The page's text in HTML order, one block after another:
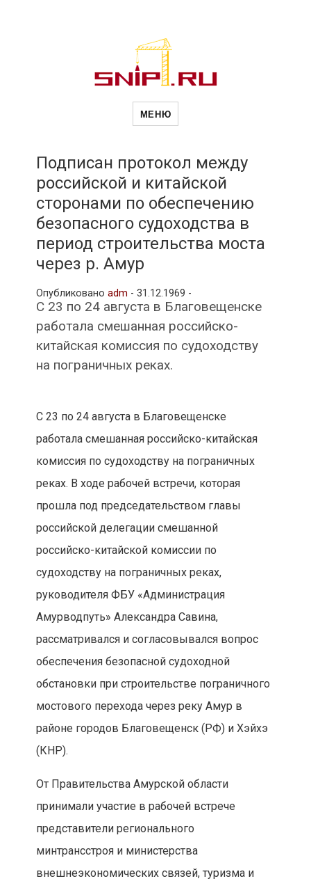
Новости
и
рубрики
МЕНЮ
Подписан протокол между
российской и китайской
сторонами по обеспечению
безопасного судоходства в
период строительства моста
через р. Амур
Опубликовано adm - 31.12.1969 -
С 23 по 24 августа в Благовещенске
работала смешанная российско-
китайская комиссия по судоходству
на пограничных реках.
С 23 по 24 августа в Благовещенске
работала смешанная российско-китайская
комиссия по судоходству на пограничных
реках. В ходе рабочей встречи, которая
прошла под председательством главы
российской делегации смешанной
российско-китайской комиссии по
судоходству на пограничных реках,
руководителя ФБУ «Администрация
Амурводпуть» Александра Савина,
рассматривался и согласовывался вопрос
обеспечения безопасной судоходной
обстановки при строительстве пограничного
мостового перехода через реку Амур в
районе городов Благовещенск (РФ) и Хэйхэ
(КНР).
От Правительства Амурской области
принимали участие в рабочей встрече
представители регионального
минтрансстроя и министерства
внешнеэкономических связей, туризма и